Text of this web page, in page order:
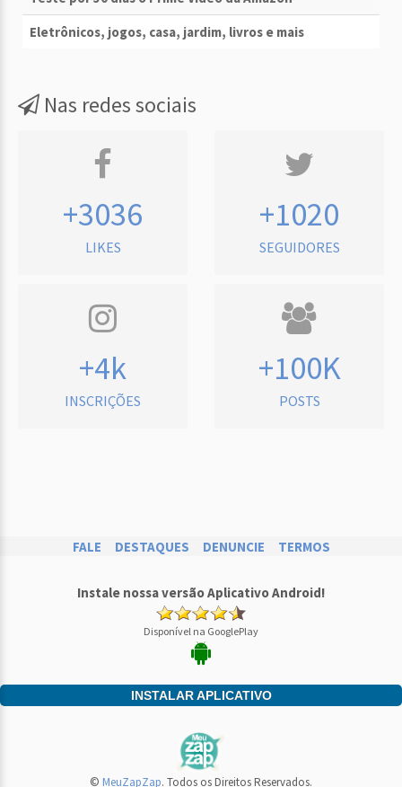
Eletrônicos, jogos, casa, jardim, livros e mais
Nas redes sociais
+3036
LIKES
+1020
SEGUIDORES
+4k
INSCRIÇÕES
+100K
POSTS
FALE DESTAQUES DENUNCIE TERMOS
Instale nossa versão Aplicativo Android!
Disponível na GooglePlay
INSTALAR APLICATIVO
© MeuZapZap. Todos os Direitos Reservados.